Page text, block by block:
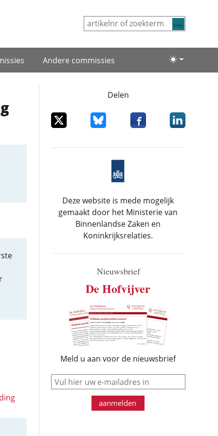
Lichte/
Andere commissies
Delen
Deel dit item op XDeel dit item op Bluesky
Deel dit item op
Deel dit
Deze website is mede mogelijk
gemaakt door het Ministerie van
Binnenlandse Zaken en
Koninkrijksrelaties.
Nieuwsbrief
De Hofvijver
Meld u aan voor de nieuwsbrief
e-mail
aanmelden